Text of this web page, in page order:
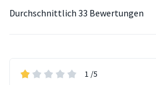
Durchschnittlich 33 Bewertungen
1 /5